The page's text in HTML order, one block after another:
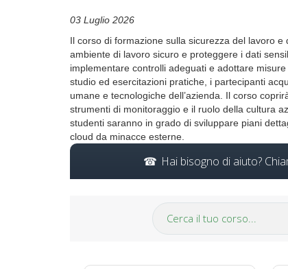
03 Luglio 2026
Il corso di formazione sulla sicurezza del lavoro
ambiente di lavoro sicuro e proteggere i dati
implementare controlli adeguati e adottare
studio ed esercitazioni pratiche, i partecipanti
umane e tecnologiche dell’azienda. Il corso
strumenti di monitoraggio e il ruolo della cultura
studenti saranno in grado di sviluppare piani
cloud da minacce esterne.
Hai bisogno di aiuto?